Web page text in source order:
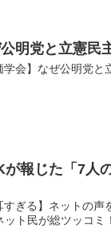
明党と立憲民
会】なぜ公明党と
報じた「7人
ぎる】ネットの声
ト民が総ツッコミ